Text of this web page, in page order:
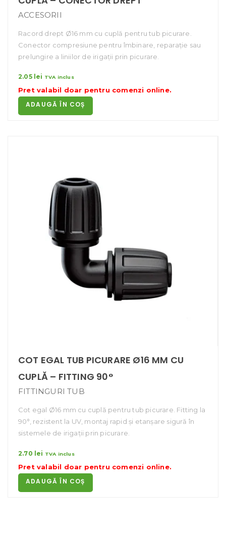
ACCESORII
Racord drept Ø16 mm cu cuplă pentru tub picurare.
Conector compresiune pentru îmbinare, reparație sau
prelungire a liniilor de irigații prin picurare.
2.05 lei TVA inclus
Pret valabil doar pentru comenzi online.
ADAUGĂ ÎN COȘ
COT EGAL TUB PICURARE Ø16 MM CU
CUPLĂ – FITTING 90°
FITTINGURI TUB
Cot egal Ø16 mm cu cuplă pentru tub picurare. Fitting la
90°, rezistent la UV, montaj rapid și etanșare sigură în
sistemele de irigații prin picurare.
2.70 lei TVA inclus
Pret valabil doar pentru comenzi online.
ADAUGĂ ÎN COȘ